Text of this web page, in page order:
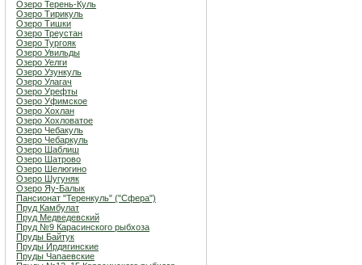
Озеро Терень-Куль
Озеро Тирикуль
Озеро Тишки
Озеро Треустан
Озеро Тургояк
Озеро Увильды
Озеро Уелги
Озеро Узункуль
Озеро Улагач
Озеро Урефты
Озеро Уфимское
Озеро Хохлан
Озеро Хохловатое
Озеро Чебакуль
Озеро Чебаркуль
Озеро Шаблиш
Озеро Шатрово
Озеро Шелюгино
Озеро Шугуняк
Озеро Яу-Балык
Пансионат "Теренкуль" ("Сфера")
Пруд Камбулат
Пруд Медведевский
Пруд №9 Карасинского рыбхоза
Пруды Байтук
Пруды Ирдягинские
Пруды Чапаевские